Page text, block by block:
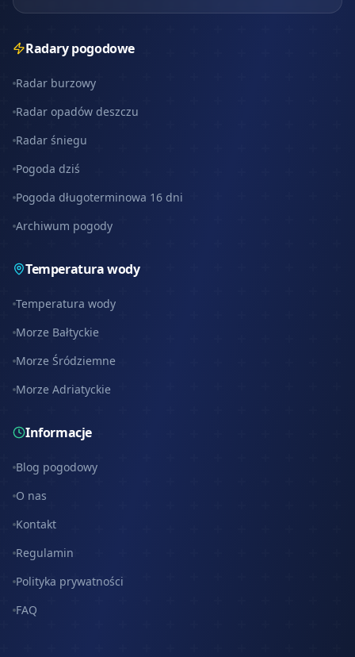
Radary pogodowe
Radar burzowy
Radar opadów deszczu
Radar śniegu
Pogoda dziś
Pogoda długoterminowa 16 dni
Archiwum pogody
Temperatura wody
Temperatura wody
Morze Bałtyckie
Morze Śródziemne
Morze Adriatyckie
Informacje
Blog pogodowy
O nas
Kontakt
Regulamin
Polityka prywatności
FAQ